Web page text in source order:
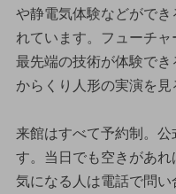
や静電気体験などがで
れています。フューチ
最先端の技術が体験で
からくり人形の実演を見
来館はすべて予約制。
す。当日でも空きがあれ
気になる人は電話で問い